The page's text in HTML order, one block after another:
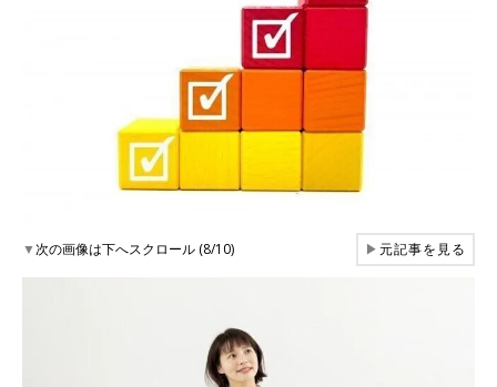
▼次の画像は下へスクロール (8/10) ▶元記事を見る